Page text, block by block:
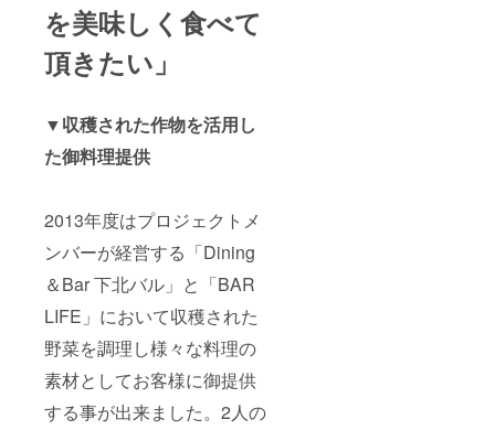
を美味しく食べて
頂きたい」
▼収穫された作物を活用し
た御料理提供
2013年度はプロジェクトメ
ンバーが経営する「Dining
＆Bar 下北バル」と「BAR
LIFE」において収穫された
野菜を調理し様々な料理の
素材としてお客様に御提供
する事が出来ました。2人の